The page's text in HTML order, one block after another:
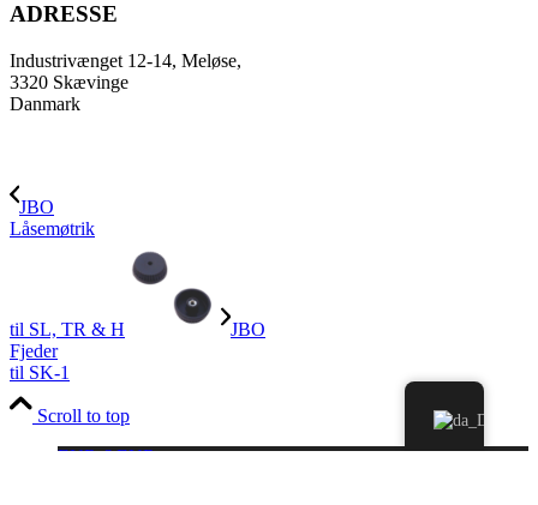
ADRESSE
Industrivænget 12-14, Meløse,
3320 Skævinge
Danmark
JBO
Låsemøtrik
til SL, TR & H
JBO
Fjeder
til SK-1
Scroll to top
EUR €EUR